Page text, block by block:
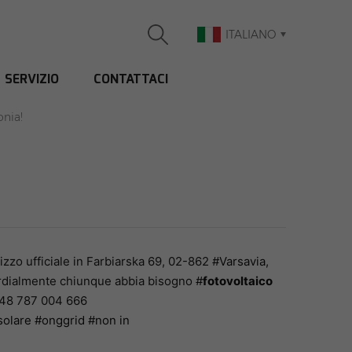
ITALIANO
SERVIZIO CONTATTACI
ufficiale in Farbiarska 69, 02-862 #Varsavia,
chiunque abbia bisogno #fotovoltaico
787 004 666
#onggrid #non in